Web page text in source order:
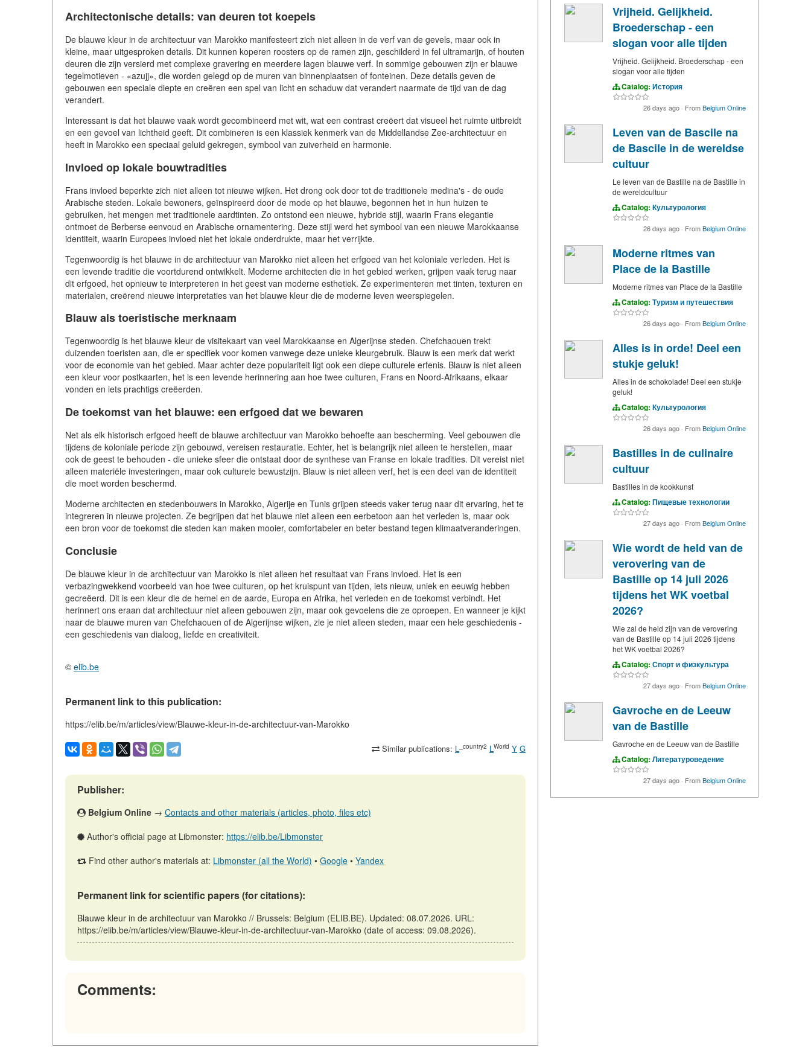
Architectonische details: van deuren tot koepels
De blauwe kleur in de architectuur van Marokko manifesteert zich niet alleen in de verf van de gevels, maar ook in
kleine, maar uitgesproken details. Dit kunnen koperen roosters op de ramen zijn, geschilderd in fel ultramarijn, of houten
deuren die zijn versierd met complexe gravering en meerdere lagen blauwe verf. In sommige gebouwen zijn er blauwe
tegelmotieven - «azujj», die worden gelegd op de muren van binnenplaatsen of fonteinen. Deze details geven de
gebouwen een speciale diepte en creëren een spel van licht en schaduw dat verandert naarmate de tijd van de dag
verandert.
Interessant is dat het blauwe vaak wordt gecombineerd met wit, wat een contrast creëert dat visueel het ruimte uitbreidt
en een gevoel van lichtheid geeft. Dit combineren is een klassiek kenmerk van de Middellandse Zee-architectuur en
heeft in Marokko een speciaal geluid gekregen, symbool van zuiverheid en harmonie.
Invloed op lokale bouwtradities
Frans invloed beperkte zich niet alleen tot nieuwe wijken. Het drong ook door tot de traditionele medina's - de oude
Arabische steden. Lokale bewoners, geïnspireerd door de mode op het blauwe, begonnen het in hun huizen te
gebruiken, het mengen met traditionele aardtinten. Zo ontstond een nieuwe, hybride stijl, waarin Frans elegantie
ontmoet de Berberse eenvoud en Arabische ornamentering. Deze stijl werd het symbool van een nieuwe Marokkaanse
identiteit, waarin Europees invloed niet het lokale onderdrukte, maar het verrijkte.
Tegenwoordig is het blauwe in de architectuur van Marokko niet alleen het erfgoed van het koloniale verleden. Het is
een levende traditie die voortdurend ontwikkelt. Moderne architecten die in het gebied werken, grijpen vaak terug naar
dit erfgoed, het opnieuw te interpreteren in het geest van moderne esthetiek. Ze experimenteren met tinten, texturen en
materialen, creërend nieuwe interpretaties van het blauwe kleur die de moderne leven weerspiegelen.
Blauw als toeristische merknaam
Tegenwoordig is het blauwe kleur de visitekaart van veel Marokkaanse en Algerijnse steden. Chefchaouen trekt
duizenden toeristen aan, die er specifiek voor komen vanwege deze unieke kleurgebruik. Blauw is een merk dat werkt
voor de economie van het gebied. Maar achter deze populariteit ligt ook een diepe culturele erfenis. Blauw is niet alleen
een kleur voor postkaarten, het is een levende herinnering aan hoe twee culturen, Frans en Noord-Afrikaans, elkaar
vonden en iets prachtigs creëerden.
De toekomst van het blauwe: een erfgoed dat we bewaren
Net als elk historisch erfgoed heeft de blauwe architectuur van Marokko behoefte aan bescherming. Veel gebouwen die
tijdens de koloniale periode zijn gebouwd, vereisen restauratie. Echter, het is belangrijk niet alleen te herstellen, maar
ook de geest te behouden - die unieke sfeer die ontstaat door de synthese van Franse en lokale tradities. Dit vereist niet
alleen materiële investeringen, maar ook culturele bewustzijn. Blauw is niet alleen verf, het is een deel van de identiteit
die moet worden beschermd.
Moderne architecten en stedenbouwers in Marokko, Algerije en Tunis grijpen steeds vaker terug naar dit ervaring, het te
integreren in nieuwe projecten. Ze begrijpen dat het blauwe niet alleen een eerbetoon aan het verleden is, maar ook
een bron voor de toekomst die steden kan maken mooier, comfortabeler en beter bestand tegen klimaatveranderingen.
Conclusie
De blauwe kleur in de architectuur van Marokko is niet alleen het resultaat van Frans invloed. Het is een
verbazingwekkend voorbeeld van hoe twee culturen, op het kruispunt van tijden, iets nieuw, uniek en eeuwig hebben
gecreëerd. Dit is een kleur die de hemel en de aarde, Europa en Afrika, het verleden en de toekomst verbindt. Het
herinnert ons eraan dat architectuur niet alleen gebouwen zijn, maar ook gevoelens die ze oproepen. En wanneer je kijkt
naar de blauwe muren van Chefchaouen of de Algerijnse wijken, zie je niet alleen steden, maar een hele geschiedenis -
een geschiedenis van dialoog, liefde en creativiteit.
© elib.be
Permanent link to this publication:
https://elib.be/m/articles/view/Blauwe-kleur-in-de-architectuur-van-Marokko
Similar publications: L _country2 LWorld Y G
Publisher:
Belgium Online → Contacts and other materials (articles, photo, files etc)
Author's official page at Libmonster: https://elib.be/Libmonster
Find other author's materials at: Libmonster (all the World) • Google • Yandex
Permanent link for scientific papers (for citations):
Blauwe kleur in de architectuur van Marokko // Brussels: Belgium (ELIB.BE). Updated: 08.07.2026. URL:
https://elib.be/m/articles/view/Blauwe-kleur-in-de-architectuur-van-Marokko (date of access: 09.08.2026).
Comments:
Vrijheid. Gelijkheid.
Broederschap - een
slogan voor alle tijden
Vrijheid. Gelijkheid. Broederschap - een
slogan voor alle tijden
Catalog: История
26 days ago · FromBelgium Online
Leven van de Bascile na
de Bascile in de wereldse
cultuur
Le leven van de Bastille na de Bastille in
de wereldcultuur
Catalog: Культурология
26 days ago · FromBelgium Online
Moderne ritmes van
Place de la Bastille
Moderne ritmes van Place de la Bastille
Catalog: Туризм и путешествия
26 days ago · FromBelgium Online
Alles is in orde! Deel een
stukje geluk!
Alles in de schokolade! Deel een stukje
geluk!
Catalog: Культурология
26 days ago · FromBelgium Online
Bastilles in de culinaire
cultuur
Bastilles in de kookkunst
Catalog: Пищевые технологии
27 days ago · FromBelgium Online
Wie wordt de held van de
verovering van de
Bastille op 14 juli 2026
tijdens het WK voetbal
2026?
Wie zal de held zijn van de verovering
van de Bastille op 14 juli 2026 tijdens
het WK voetbal 2026?
Catalog: Спорт и физкультура
27 days ago · FromBelgium Online
Gavroche en de Leeuw
van de Bastille
Gavroche en de Leeuw van de Bastille
Catalog: Литературоведение
27 days ago · FromBelgium Online